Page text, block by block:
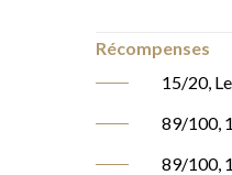
Récompenses
15/20,
89/100,
89/100,